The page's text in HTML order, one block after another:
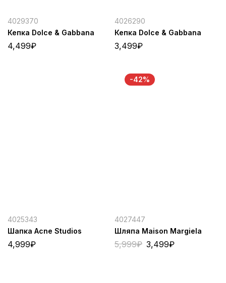
4029370
Кепка Dolce & Gabbana
4,499₽
4026290
Кепка Dolce & Gabbana
3,499₽
4025343
Шапка Acne Studios
4,999₽
-42%
4027447
Шляпа Maison Margiela
5,999₽ 3,499₽